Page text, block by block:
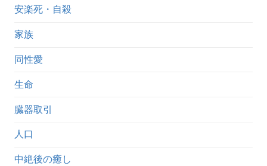
安楽死・自殺
家族
同性愛
生命
臓器取引
人口
中絶後の癒し